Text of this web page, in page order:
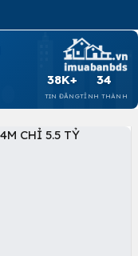
38K+
TIN ĐĂNG
34
TỈNH THÀNH